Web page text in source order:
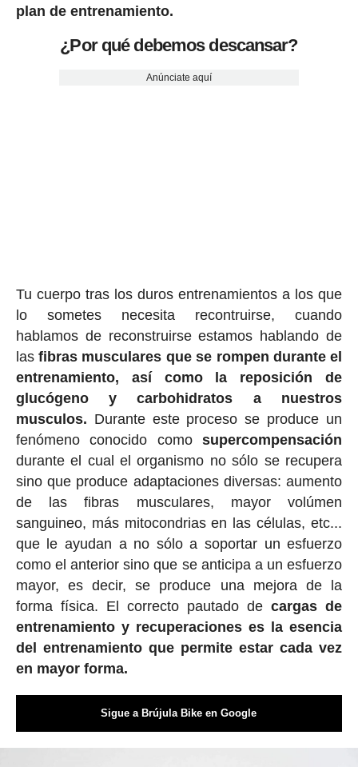
plan de entrenamiento.
¿Por qué debemos descansar?
Anúnciate aquí
Tu cuerpo tras los duros entrenamientos a los que
lo sometes necesita recontruirse, cuando
hablamos de reconstruirse estamos hablando de
lasfibras musculares que se rompen durante el
entrenamiento, así como la reposición de
glucógeno y carbohidratos a nuestros
musculos. Durante este proceso se produce un
fenómeno conocido comosupercompensación
durante el cual el organismo no sólo se recupera
sino que produce adaptaciones diversas: aumento
de las fibras musculares, mayor volúmen
sanguineo, más mitocondrias en las células, etc...
que le ayudan a no sólo a soportar un esfuerzo
como el anterior sino que se anticipa a un esfuerzo
mayor, es decir, se produce una mejora de la
forma física. El correcto pautado decargas de
entrenamiento y recuperaciones es la esencia
del entrenamiento que permite estar cada vez
en mayor forma.
Sigue a Brújula Bike en Google